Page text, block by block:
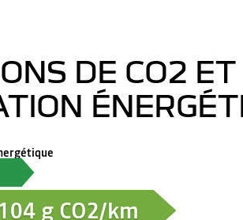
DE CO2 ET
104 g CO2/km